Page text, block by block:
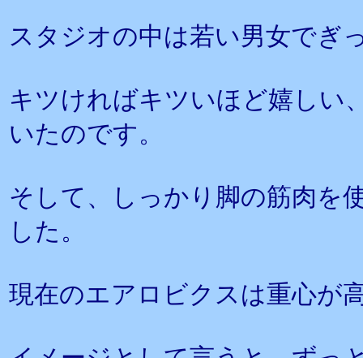
スタジオの中は若い男女でぎ
キツければキツいほど嬉しい
いたのです。
そして、しっかり脚の筋肉を
した。
現在のエアロビクスは重心が